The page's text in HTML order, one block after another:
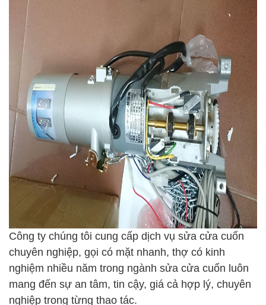
Công ty chúng tôi cung cấp dịch vụ sửa cửa cuốn
chuyên nghiệp, gọi có mặt nhanh, thợ có kinh
nghiệm nhiều năm trong ngành sửa cửa cuốn luôn
mang đến sự an tâm, tin cậy, giá cả hợp lý, chuyên
nghiệp trong từng thao tác.